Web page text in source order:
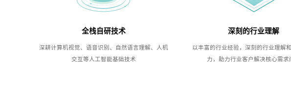
全栈自研技术
深耕计算机视觉、语音识别、自然语言理解、人机
交互等人工智能基础技术
深刻的行业理解
以丰富的行业经验，深刻的行业理解
力，助力行业客户解决核心需求